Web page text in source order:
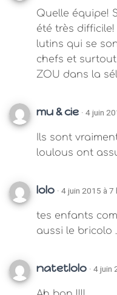
Quelle équipe!
été très
lutins qui se
chefs et surtout
ZOU dans la
mu & cie · 4 juin
Ils sont
loulous ont
lolo · 4 juin 2015 à 7
tes enfants
aussi le bricolo
natetlolo · 4 juin